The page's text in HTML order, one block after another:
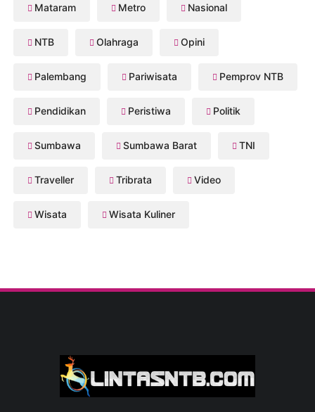
Mataram Metro Nasional
NTB Olahraga Opini
Palembang Pariwisata Pemprov NTB
Pendidikan Peristiwa Politik
Sumbawa Sumbawa Barat TNI
Traveller Tribrata Video
Wisata Wisata Kuliner